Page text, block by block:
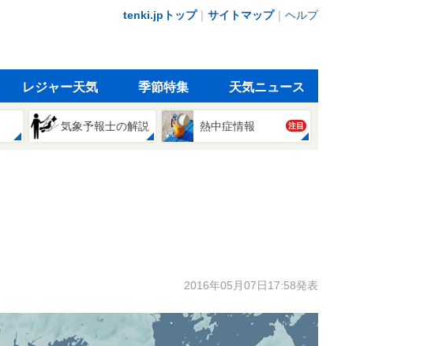
tenki.jpトップ｜ サイトマップ｜ ヘルプ
レジャー天気 季節特集 天気ニュース
気象予報士の解説 熱中症情報 注目
2016年05月07日17:58発表